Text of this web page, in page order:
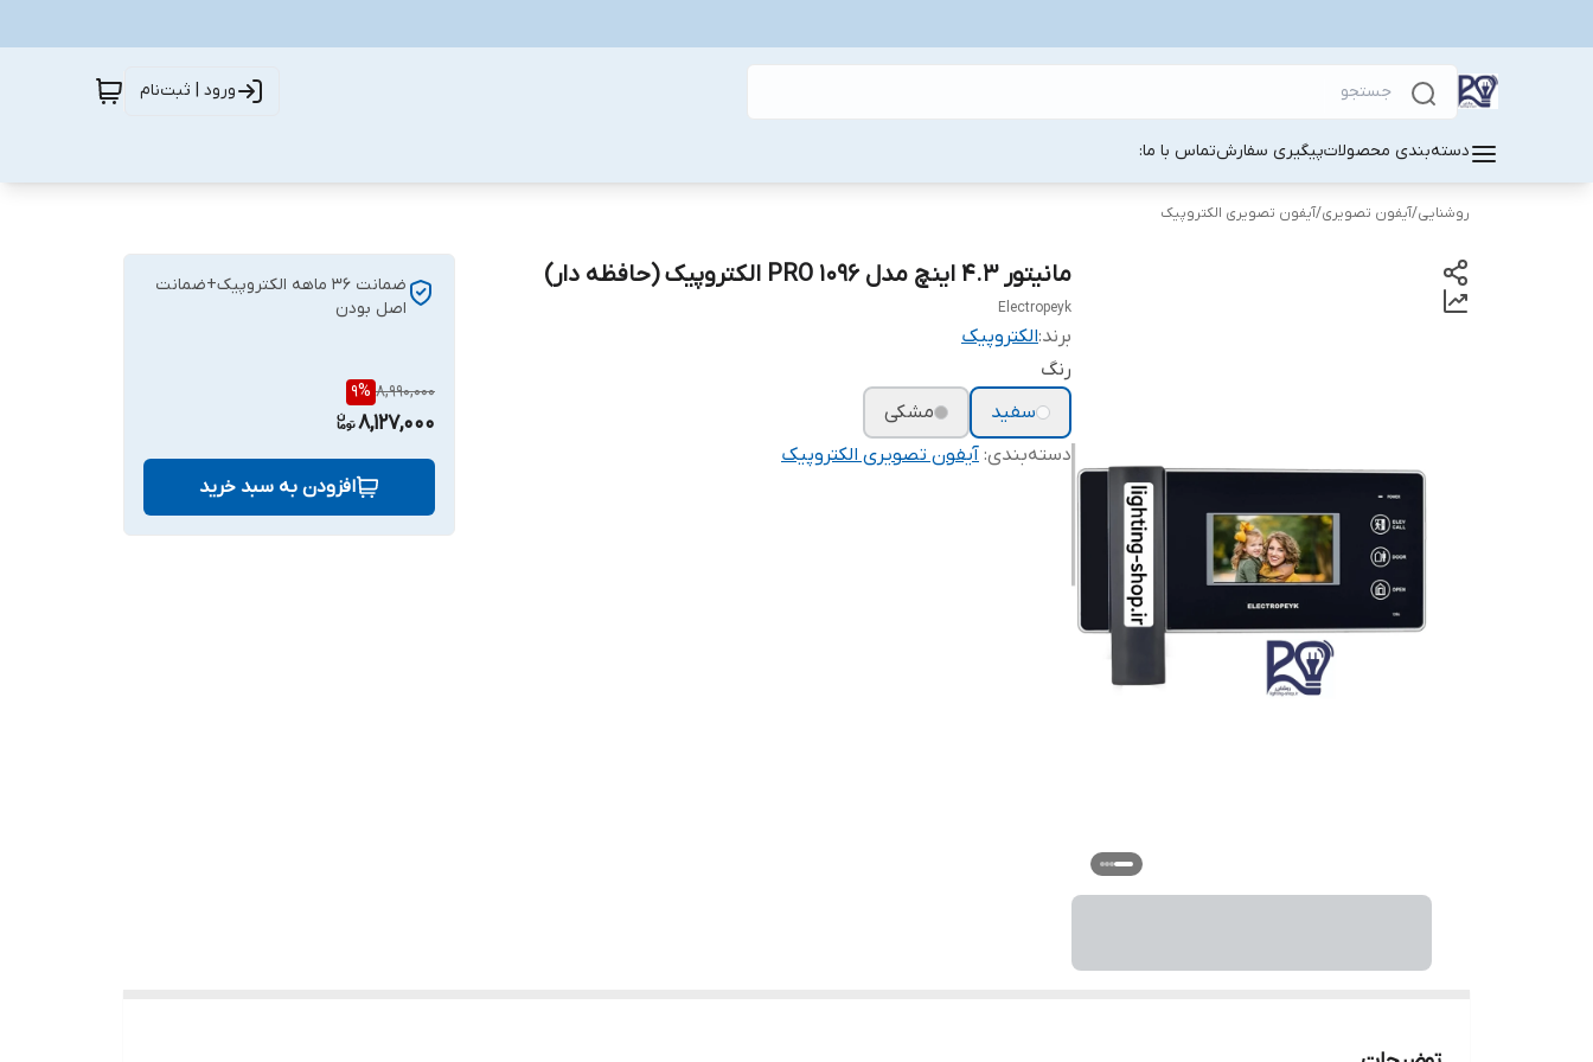
ورود | ثبت‌نام
دسته‌بندی محصولاتپیگیری سفارشتماس با ما:
روشنایی/آیفون تصویری/آیفون تصویری الکتروپیک
مانیتور 4.3 اینچ مدل ۱۰۹۶ PRO الکتروپیک (حافظه دار)
Electropeyk
برند:الکتروپیک
رنگ
سفید
مشکی
دسته‌بندی: آیفون تصویری الکتروپیک
ضمانت 36 ماهه الکتروپیک+ضمانت
اصل بودن
8,990,000
9%
8,127,000
افزودن به سبد خرید